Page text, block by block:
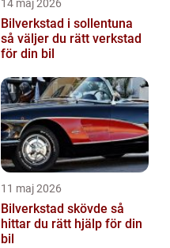
14 maj 2026
Bilverkstad i sollentuna
så väljer du rätt verkstad
för din bil
11 maj 2026
Bilverkstad skövde så
hittar du rätt hjälp för din
bil